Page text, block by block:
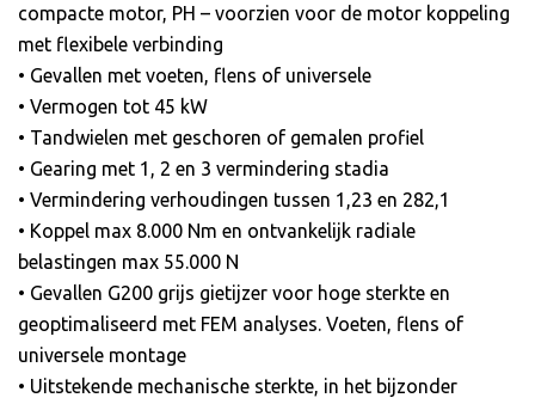
compacte motor, PH – voorzien voor de motor koppeling
met flexibele verbinding
• Gevallen met voeten, flens of universele
• Vermogen tot 45 kW
• Tandwielen met geschoren of gemalen profiel
• Gearing met 1, 2 en 3 vermindering stadia
• Vermindering verhoudingen tussen 1,23 en 282,1
• Koppel max 8.000 Nm en ontvankelijk radiale
belastingen max 55.000 N
• Gevallen G200 grijs gietijzer voor hoge sterkte en
geoptimaliseerd met FEM analyses. Voeten, flens of
universele montage
• Uitstekende mechanische sterkte, in het bijzonder